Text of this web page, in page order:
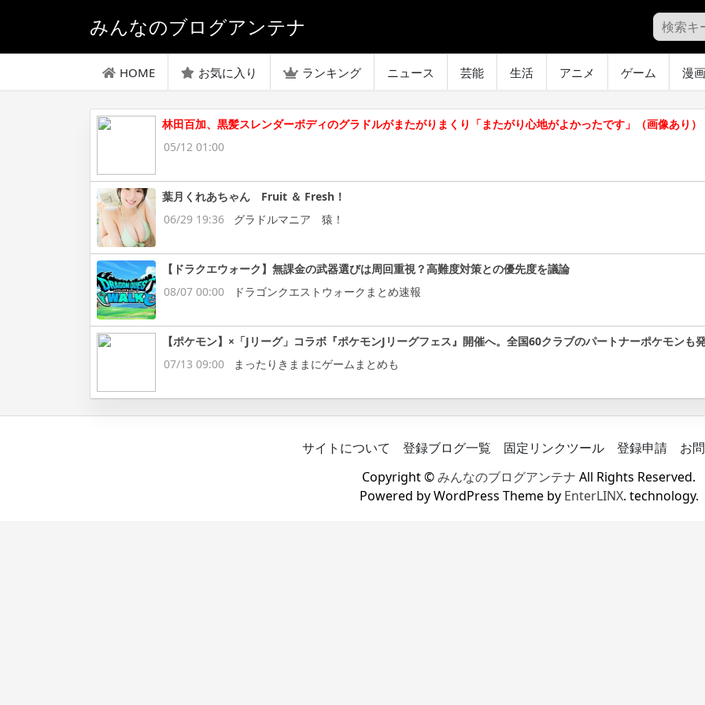
みんなのブログアンテナ
HOME お気に入り ランキング ニュース 芸能 生活 アニメ ゲーム 漫画
林田百加、黒髪スレンダーボディのグラドルがまたがりまくり「またがり心地がよかったです」（画像あり）
05/12 01:00
葉月くれあちゃん Fruit ＆ Fresh！
06/29 19:36
グラドルマニア 猿！
【ドラクエウォーク】無課金の武器選びは周回重視？高難度対策との優先度を議論
08/07 00:00
ドラゴンクエストウォークまとめ速報
【ポケモン】×「Jリーグ」コラボ『ポケモンJリーグフェス』開催へ。全国60クラブのパートナーポケモンも
07/13 09:00
まったりきままにゲームまとめも
サイトについて 登録ブログ一覧 固定リンクツール 登録申請
お
Copyright ©みんなのブログアンテナ All Rights Reserved.
Powered by WordPress Theme by EnterLINX. technology.